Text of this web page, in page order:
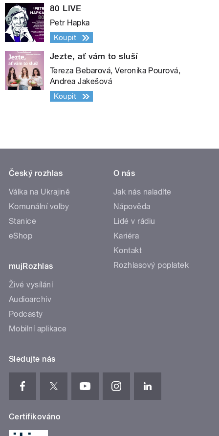
80 LIVE
Petr Hapka
Koupit
Jezte, ať vám to sluší
Tereza Bebarová, Veronika Pourová,
Andrea Jakešová
Koupit
Český rozhlas
Válka na Ukrajině
Komunální volby
Stanice
eShop
mujRozhlas
Živé vysílání
Audioarchiv
Podcasty
Mobilní aplikace
O nás
Jak nás naladíte
Nápověda
Lidé v rádiu
Kariéra
Kontakt
Rozhlasový poplatek
Sledujte nás
Certifikováno